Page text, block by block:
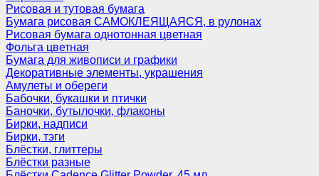
Рисовая и тутовая бумага
Бумага рисовая САМОКЛЕЯЩАЯСЯ, в рулонах
Рисовая бумага однотонная цветная
Фольга цветная
Бумага для живописи и графики
Декоративные элементы, украшения
Амулеты и обереги
Бабочки, букашки и птички
Баночки, бутылочки, флаконы
Бирки, надписи
Бирки, тэги
Блёстки, глиттеры
Блёстки разные